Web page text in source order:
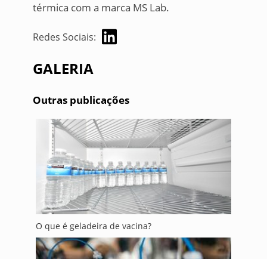
térmica com a marca MS Lab.
Redes Sociais:
GALERIA
Outras publicações
O que é geladeira de vacina?